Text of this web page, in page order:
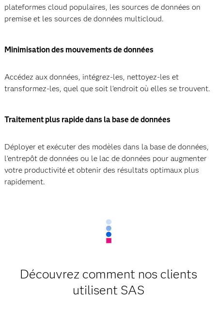
plateformes cloud populaires, les sources de données on
premise et les sources de données multicloud.
Minimisation des mouvements de données
Accédez aux données, intégrez-les, nettoyez-les et
transformez-les, quel que soit l'endroit où elles se trouvent.
Traitement plus rapide dans la base de données
Déployer et exécuter des modèles dans la base de données,
l'entrepôt de données ou le lac de données pour augmenter
votre productivité et obtenir des résultats optimaux plus
rapidement.
Découvrez comment nos clients
utilisent SAS